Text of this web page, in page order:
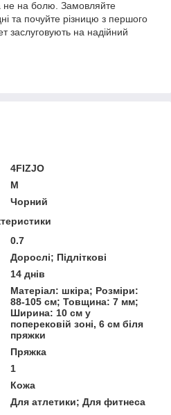
не на болю. Замовляйте
та почуйте різницю з першого
заслуговують на надійний
4FIZJO
M
Чорний
0.7
Дорослі; Підліткові
14 днів
Матеріал: шкіра; Розміри:
88-105 см; Товщина: 7 мм;
Ширина: 10 см у
поперековій зоні, 6 см біля
пряжки
Пряжка
1
Кожа
Для атлетики; Для фитнеса